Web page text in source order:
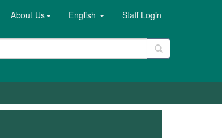
About Us English Staff Login